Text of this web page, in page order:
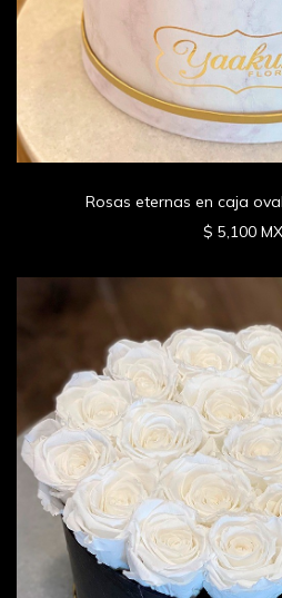
Rosas eternas en caja
$ 5,100